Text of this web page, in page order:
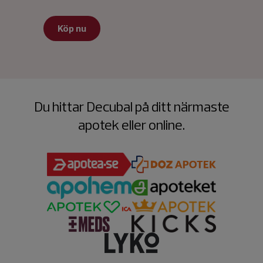
Köp nu
Du hittar Decubal på ditt närmaste
apotek eller online.